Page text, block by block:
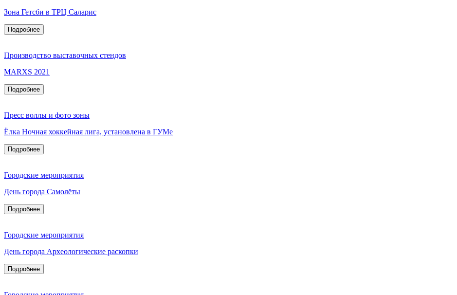
Зона Гетсби в ТРЦ Саларис
Подробнее
Производство выставочных стендов
MARXS 2021
Подробнее
Пресс воллы и фото зоны
Ёлка Ночная хоккейная лига, установлена в ГУМе
Подробнее
Городские мероприятия
День города Самолёты
Подробнее
Городские мероприятия
День города Археологические раскопки
Подробнее